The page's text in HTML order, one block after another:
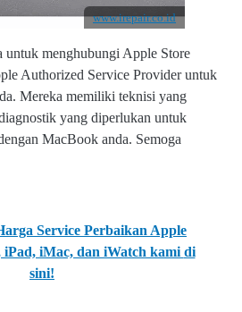
www.irepair.co.id
untuk menghubungi Apple Store
Authorized Service Provider untuk
Mereka memiliki teknisi yang
yang diperlukan untuk
MacBook anda. Semoga
Service Perbaikan Apple
iPad, iMac, dan iWatch kami di
sini!